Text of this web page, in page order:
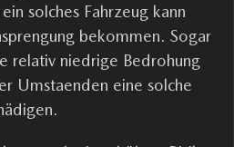
solches Fahrzeug kann
bekommen. Sogar
relativ niedrige Bedrohung
Umstaenden eine solche